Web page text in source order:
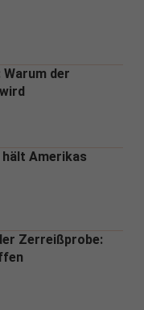
der
hält Amerikas
Zerreißprobe: